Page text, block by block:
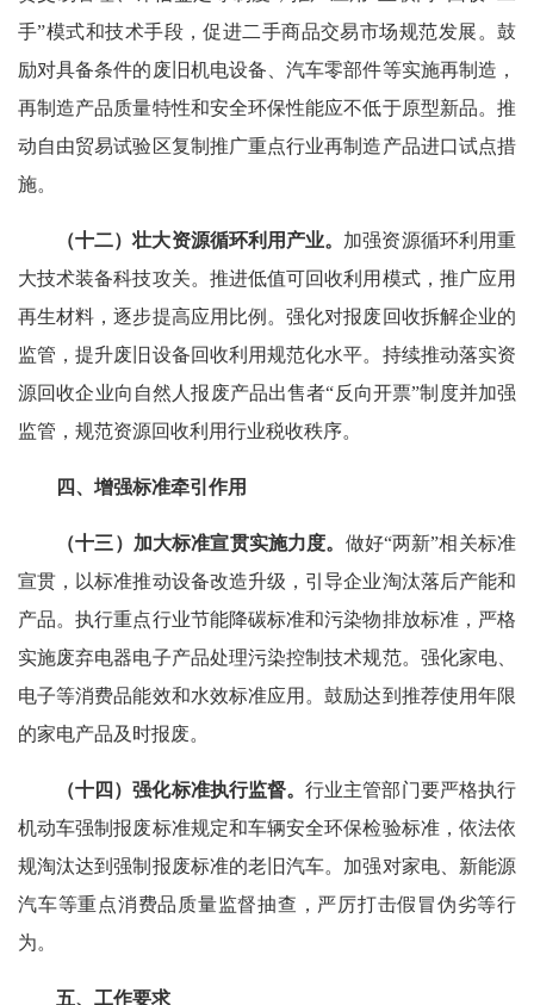
手”模式和技术手段，促进二手商品交易市场规范发展。鼓
励对具备条件的废旧机电设备、汽车零部件等实施再制造，
再制造产品质量特性和安全环保性能应不低于原型新品。推
动自由贸易试验区复制推广重点行业再制造产品进口试点措
施。
（十二）壮大资源循环利用产业。 加强资源循环利用重
大技术装备科技攻关。推进低值可回收利用模式，推广应用
再生材料，逐步提高应用比例。强化对报废回收拆解企业的
监管，提升废旧设备回收利用规范化水平。持续推动落实资
源回收企业向自然人报废产品出售者“反向开票”制度并加强
监管，规范资源回收利用行业税收秩序。
四、增强标准牵引作用
（十三）加大标准宣贯实施力度。 做好“两新”相关标准
宣贯，以标准推动设备改造升级，引导企业淘汰落后产能和
产品。执行重点行业节能降碳标准和污染物排放标准，严格
实施废弃电器电子产品处理污染控制技术规范。强化家电、
电子等消费品能效和水效标准应用。鼓励达到推荐使用年限
的家电产品及时报废。
（十四）强化标准执行监督。行业主管部门要严格执行
机动车强制报废标准规定和车辆安全环保检验标准，依法依
规淘汰达到强制报废标准的老旧汽车。加强对家电、新能源
汽车等重点消费品质量监督抽查，严厉打击假冒伪劣等行
为。
五、工作要求